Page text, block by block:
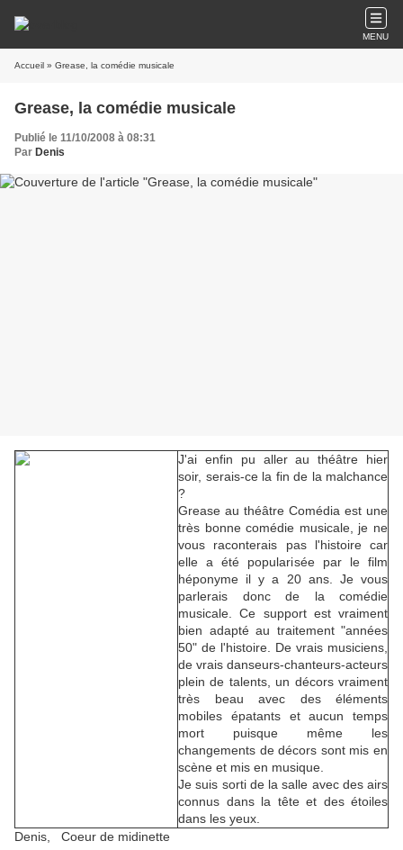
MENU
Accueil » Grease, la comédie musicale
Grease, la comédie musicale
Publié le 11/10/2008 à 08:31
Par Denis
J'ai enfin pu aller au théâtre hier
soir, serais-ce la fin de la malchance
?
Grease au théâtre Comédia est une
très bonne comédie musicale, je ne
vous raconterais pas l'histoire car
elle a été popularisée par le film
héponyme il y a 20 ans. Je vous
parlerais donc de la comédie
musicale. Ce support est vraiment
bien adapté au traitement "années
50" de l'histoire. De vrais musiciens,
de vrais danseurs-chanteurs-acteurs
plein de talents, un décors vraiment
très beau avec des éléments
mobiles épatants et aucun temps
mort puisque même les
changements de décors sont mis en
scène et mis en musique.
Je suis sorti de la salle avec des airs
connus dans la tête et des étoiles
dans les yeux.
Denis, Coeur de midinette